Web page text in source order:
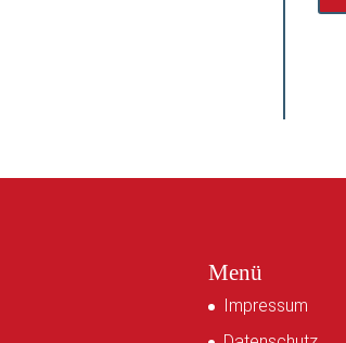
Menü
Impressum